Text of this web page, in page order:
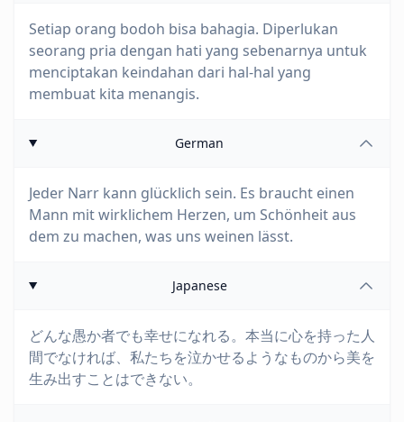
Setiap orang bodoh bisa bahagia. Diperlukan
seorang pria dengan hati yang sebenarnya untuk
menciptakan keindahan dari hal-hal yang
membuat kita menangis.
German
Jeder Narr kann glücklich sein. Es braucht einen
Mann mit wirklichem Herzen, um Schönheit aus
dem zu machen, was uns weinen lässt.
Japanese
どんな愚か者でも幸せになれる。本当に心を持った人
間でなければ、私たちを泣かせるようなものから美を
生み出すことはできない。